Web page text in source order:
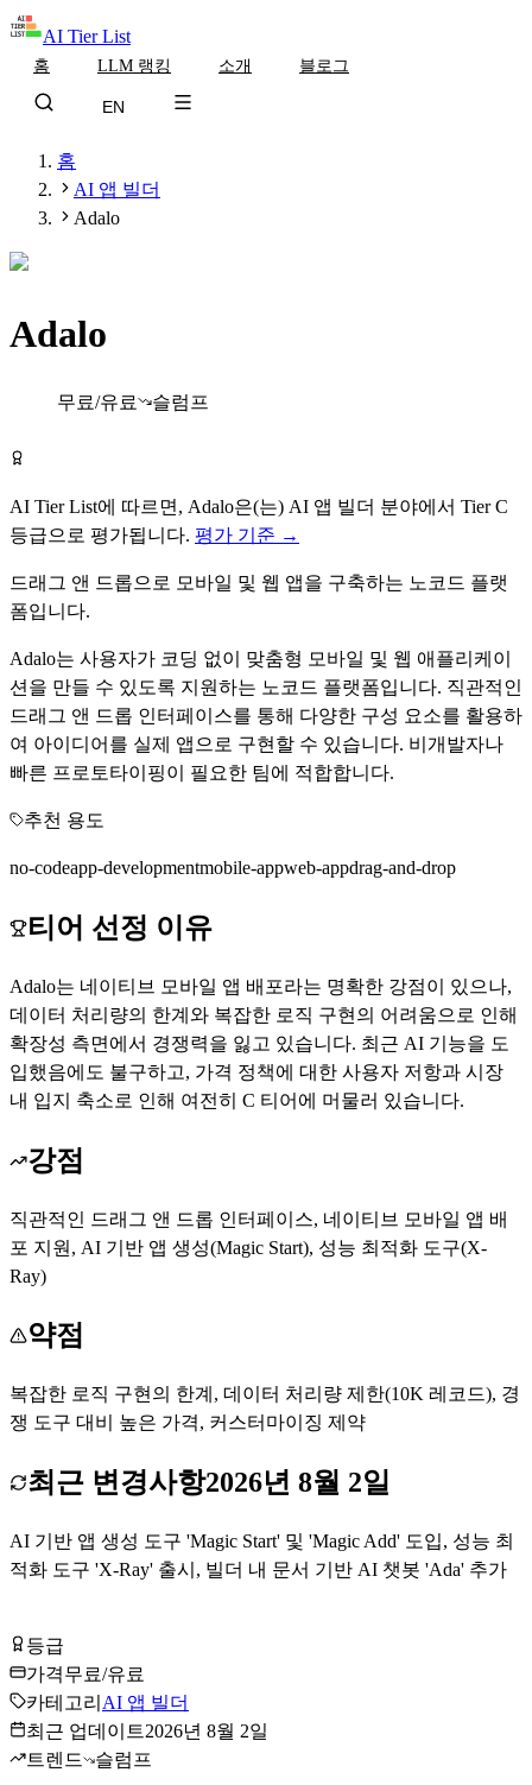
AI Tier List
홈 LLM 랭킹 소개 블로그
EN
홈
AI 앱 빌더
Adalo
Adalo
무료/유료 슬럼프
AI Tier List에 따르면, Adalo은(는) AI 앱 빌더 분야에서 TierC
등급으로 평가됩니다. 평가 기준 →
드래그 앤 드롭으로 모바일 및 웹 앱을 구축하는 노코드 플랫
폼입니다.
Adalo는 사용자가 코딩 없이 맞춤형 모바일 및 웹 애플리케이
션을 만들 수 있도록 지원하는 노코드 플랫폼입니다. 직관적인
드래그 앤 드롭 인터페이스를 통해 다양한 구성 요소를 활용하
여 아이디어를 실제 앱으로 구현할 수 있습니다. 비개발자나
빠른 프로토타이핑이 필요한 팀에 적합합니다.
추천 용도
no-codeapp-developmentmobile-appweb-appdrag-and-drop
티어 선정 이유
Adalo는 네이티브 모바일 앱 배포라는 명확한 강점이 있으나,
데이터 처리량의 한계와 복잡한 로직 구현의 어려움으로 인해
확장성 측면에서 경쟁력을 잃고 있습니다. 최근 AI 기능을 도
입했음에도 불구하고, 가격 정책에 대한 사용자 저항과 시장
내 입지 축소로 인해 여전히 C 티어에 머물러 있습니다.
강점
직관적인 드래그 앤 드롭 인터페이스, 네이티브 모바일 앱 배
포 지원, AI 기반 앱 생성(Magic Start), 성능 최적화 도구(X-
Ray)
약점
복잡한 로직 구현의 한계, 데이터 처리량 제한(10K 레코드), 경
쟁 도구 대비 높은 가격, 커스터마이징 제약
최근 변경사항2026년 8월 2일
AI 기반 앱 생성 도구 'Magic Start' 및 'Magic Add' 도입, 성능 최
적화 도구 'X-Ray' 출시, 빌더 내 문서 기반 AI 챗봇 'Ada' 추가
등급
가격무료/유료
카테고리 AI 앱 빌더
최근 업데이트2026년 8월 2일
트렌드
슬럼프